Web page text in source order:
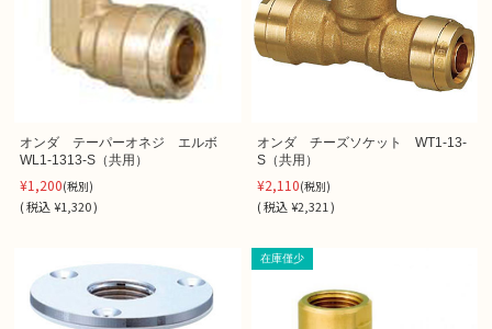
オンダ テーパーオネジ エルボ
WL1-1313-S（共用）
¥1,200(税別)
(税込¥1,320 )
オンダ チーズソケット WT1-13-
S（共用）
¥2,110(税別)
(税込 ¥2,321 )
在庫僅少